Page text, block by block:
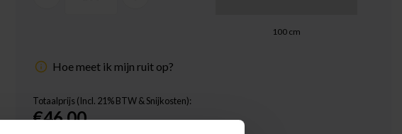
100 cm
Hoe meet ik mijn ruit op?
Totaalprijs (Incl. 21% BTW & Snijkosten):
€46,00